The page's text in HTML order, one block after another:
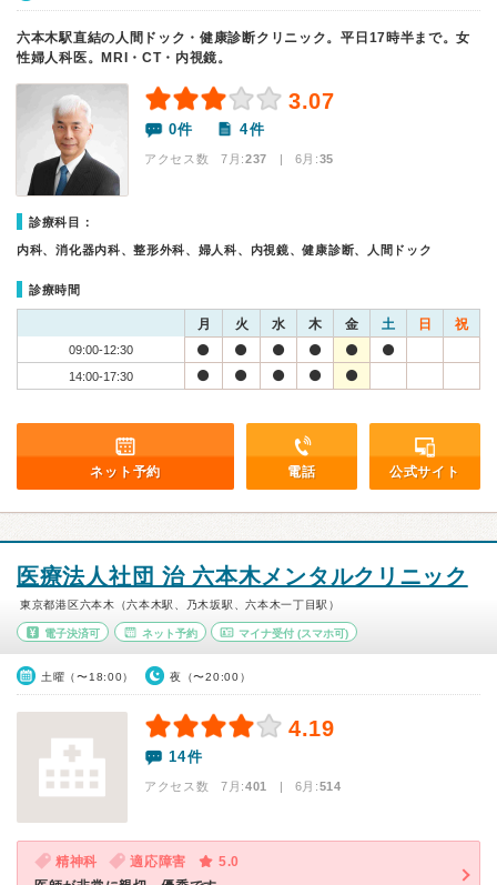
六本木駅直結の人間ドック・健康診断クリニック。平日17時半まで。女
性婦人科医。MRI・CT・内視鏡。
3.07
0件 4件
アクセス数 7月:237 | 6月:35
診療科目：
内科、消化器内科、整形外科、婦人科、内視鏡、健康診断、人間ドック
診療時間
月 火 水 木 金 土 日 祝
09:00-12:30
14:00-17:30
ネット予約 電話 公式サイト
医療法人社団 治 六本木メンタルクリニック
東京都港区六本木（六本木駅、乃木坂駅、六本木一丁目駅）
電子決済可 ネット予約 マイナ受付 (スマホ可)
土曜（〜18:00） 夜（〜20:00）
4.19
14件
アクセス数 7月:401 | 6月:514
精神科 適応障害
5.0